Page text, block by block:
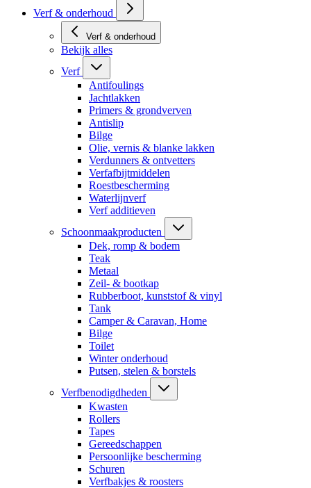
Verf & onderhoud
Verf & onderhoud
Bekijk alles
Verf
Antifoulings
Jachtlakken
Primers & grondverven
Antislip
Bilge
Olie, vernis & blanke lakken
Verdunners & ontvetters
Verfafbijtmiddelen
Roestbescherming
Waterlijnverf
Verf additieven
Schoonmaakproducten
Dek, romp & bodem
Teak
Metaal
Zeil- & bootkap
Rubberboot, kunststof & vinyl
Tank
Camper & Caravan, Home
Bilge
Toilet
Winter onderhoud
Putsen, stelen & borstels
Verfbenodigdheden
Kwasten
Rollers
Tapes
Gereedschappen
Persoonlijke bescherming
Schuren
Verfbakjes & roosters